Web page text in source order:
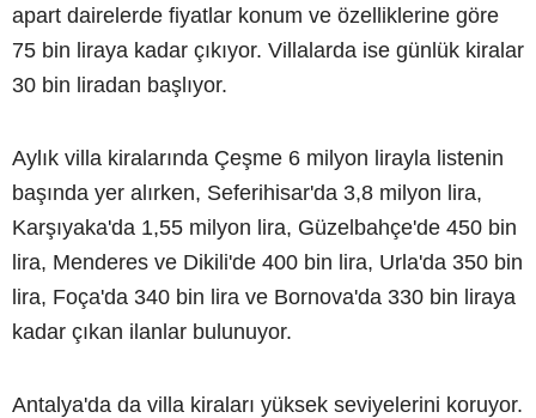
apart dairelerde fiyatlar konum ve özelliklerine göre
75 bin liraya kadar çıkıyor. Villalarda ise günlük kiralar
30 bin liradan başlıyor.
Aylık villa kiralarında Çeşme 6 milyon lirayla listenin
başında yer alırken, Seferihisar'da 3,8 milyon lira,
Karşıyaka'da 1,55 milyon lira, Güzelbahçe'de 450 bin
lira, Menderes ve Dikili'de 400 bin lira, Urla'da 350 bin
lira, Foça'da 340 bin lira ve Bornova'da 330 bin liraya
kadar çıkan ilanlar bulunuyor.
Antalya'da da villa kiraları yüksek seviyelerini koruyor.